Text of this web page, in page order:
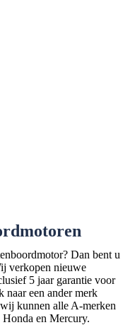
Dan bent u
verkopen nieuwe
5 jaar garantie voor
naar een ander merk
kunnen alle A-merken
Honda en Mercury.